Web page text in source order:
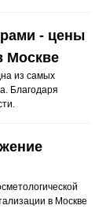
- цены
Москве
из самых
Благодаря
в Москве